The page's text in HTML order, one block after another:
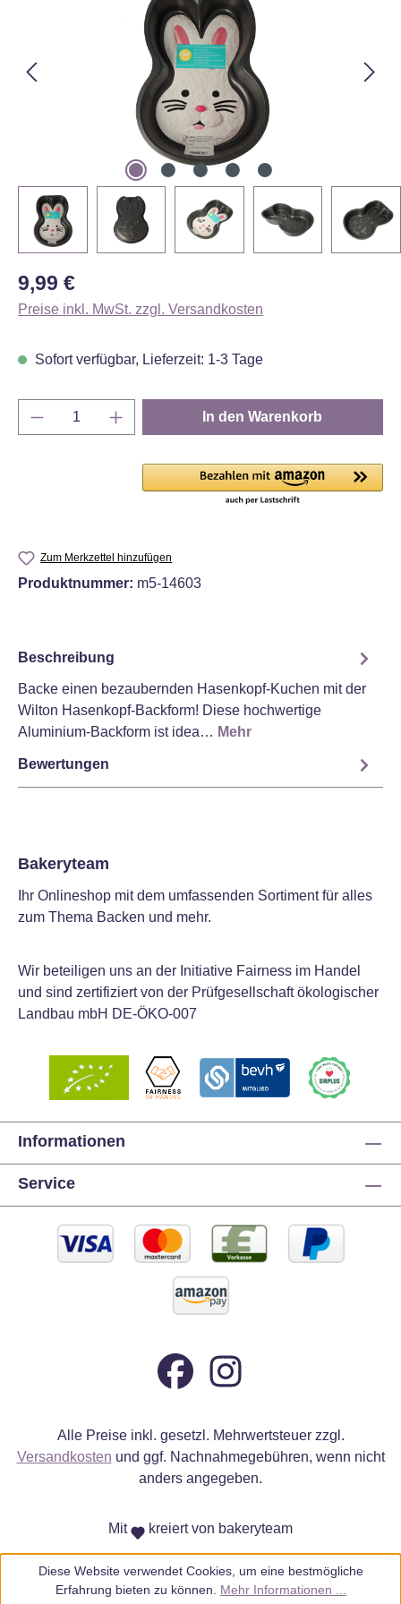
Regulärer Preis:
9,99 €
Preise inkl. MwSt. zzgl. Versandkosten
Sofort verfügbar, Lieferzeit: 1-3 Tage
Produkt Anzahl: Gib den gewünschten
In den Warenkorb
Zum Merkzettel hinzufügen
Produktnummer: m5-14603
Beschreibung
Backe einen bezaubernden Hasenkopf-Kuchen mit der
Wilton Hasenkopf-Backform! Diese hochwertige
Aluminium-Backform ist idea… Mehr
Bewertungen
Bakeryteam
Ihr Onlineshop mit dem umfassenden Sortiment für alles
zum Thema Backen und mehr.
Wir beteiligen uns an der Initiative Fairness im Handel
und sind zertifiziert von der Prüfgesellschaft ökologischer
Landbau mbH DE-ÖKO-007
Informationen
Service
Alle Preise inkl. gesetzl. Mehrwertsteuer zzgl.
Versandkosten und ggf. Nachnahmegebühren, wenn nicht
anders angegeben.
Mit kreiert von bakeryteam
Diese Website verwendet Cookies, um eine bestmögliche
Erfahrung bieten zu können. Mehr Informationen ...